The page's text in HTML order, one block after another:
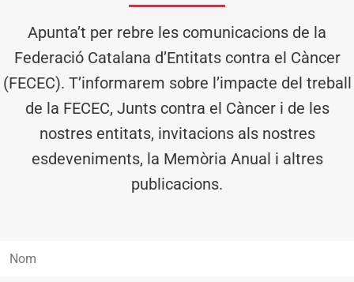
Apunta’t per rebre les comunicacions de la
Federació Catalana d’Entitats contra el Càncer
(FECEC). T’informarem sobre l’impacte del treball
de la FECEC, Junts contra el Càncer i de les
nostres entitats, invitacions als nostres
esdeveniments, la Memòria Anual i altres
publicacions.